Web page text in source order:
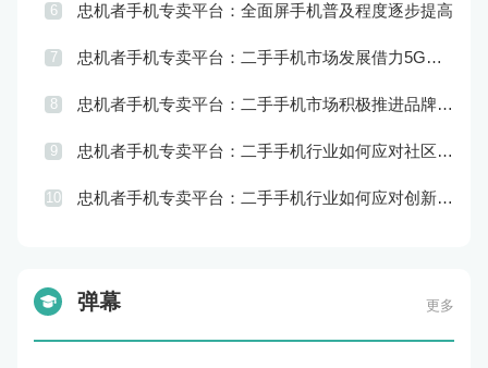
6 忠机者手机专卖平台：全面屏手机普及程度逐步提高
7 忠机者手机专卖平台：二手手机市场发展借力5G，迎来新机遇
8 忠机者手机专卖平台：二手手机市场积极推进品牌转型，实现品牌创新和升级
9 忠机者手机专卖平台：二手手机行业如何应对社区运营的重要性
10 忠机者手机专卖平台：二手手机行业如何应对创新驱动的发展
弹幕 更多